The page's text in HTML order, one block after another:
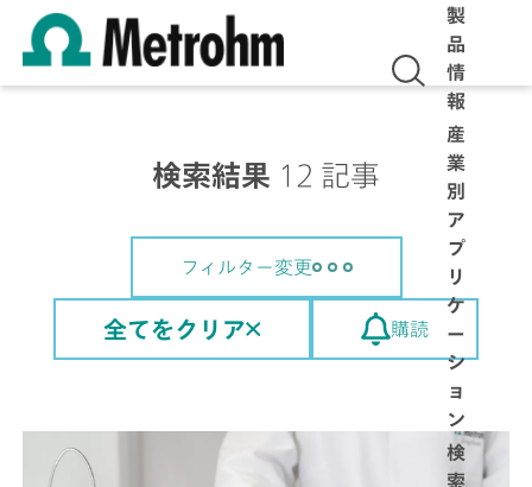
製
品
情
報
産
業
別
ア
プ
リ
ケ
ー
シ
ョ
ン
検
索
検索結果 12 記事
フィルター変更
全てをクリア 購読